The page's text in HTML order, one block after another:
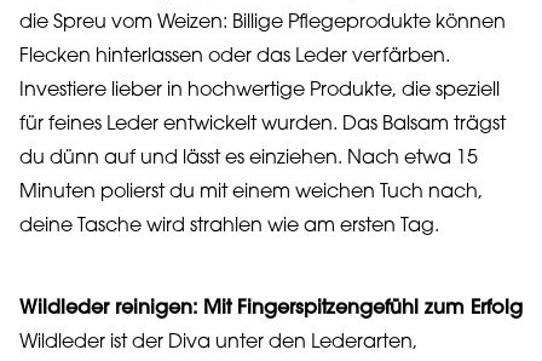
die Spreu vom Weizen: Billige Pflegeprodukte können
Flecken hinterlassen oder das Leder verfärben.
Investiere lieber in hochwertige Produkte, die speziell
für feines Leder entwickelt wurden. Das Balsam trägst
du dünn auf und lässt es einziehen. Nach etwa 15
Minuten polierst du mit einem weichen Tuch nach,
deine Tasche wird strahlen wie am ersten Tag.
Wildleder reinigen: Mit Fingerspitzengefühl zum Erfolg
Wildleder ist der Diva unter den Lederarten,